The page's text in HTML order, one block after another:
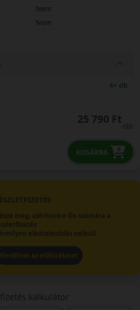
Nem
Nem
4+ db
25 790 Ft
/db
KOSÁRBA
meg, elérhető-e Ön számára a
elköteleződés nélkül!
Elindítom az előbírálatot
kalkulátor